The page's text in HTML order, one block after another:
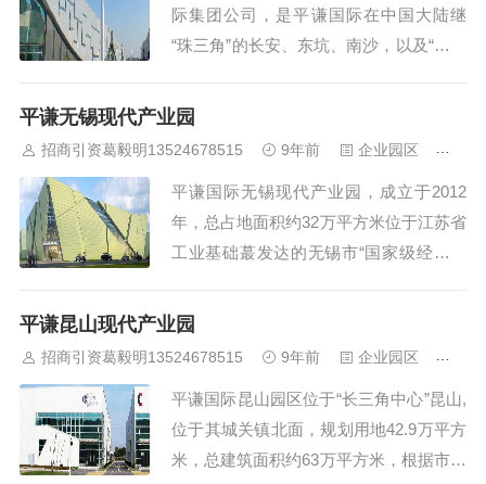
际集团公司，是平谦国际在中国大陆继
“珠三角”的长安、东坑、南沙，以及“长三
平方米)等5大国际化现代产业园基础上，
于当今沿江、沿海蕞具活力的“长三角”
核...
平谦无锡现代产业园
招商引资葛毅明13524678515 9年前 企业园区
平谦国际无锡现代产业园，成立于2012
年，总占地面积约32万平方米位于江苏省
工业基础蕞发达的无锡市“国家级经济技
2沪宁高速无锡东出口仅3公里.是平谦国
现代产业园。无锡现代产业园一期工...
平谦昆山现代产业园
招商引资葛毅明13524678515 9年前 企业园区
平谦国际昆山园区位于“长三角中心”昆山,
位于其城关镇北面，规划用地42.9万平方
米，总建筑面积约63万平方米，根据市场